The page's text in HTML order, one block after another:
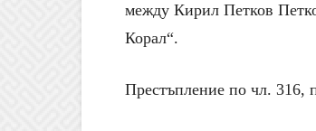
между Кирил Петков
Корал“.
Престъпление по чл. 316,